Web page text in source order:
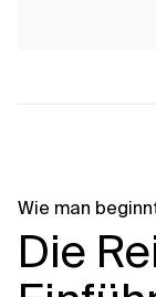
Wie man
Die